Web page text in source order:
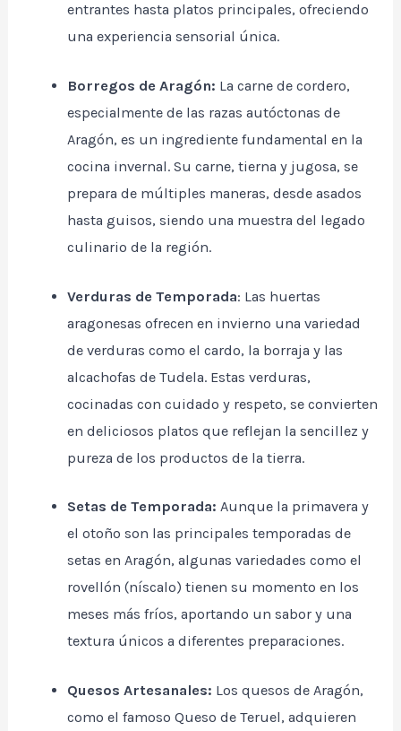
entrantes hasta platos principales, ofreciendo
una experiencia sensorial única.
Borregos de Aragón: La carne de cordero,
especialmente de las razas autóctonas de
Aragón, es un ingrediente fundamental en la
cocina invernal. Su carne, tierna y jugosa, se
prepara de múltiples maneras, desde asados
hasta guisos, siendo una muestra del legado
culinario de la región.
Verduras de Temporada: Las huertas
aragonesas ofrecen en invierno una variedad
de verduras como el cardo, la borraja y las
alcachofas de Tudela. Estas verduras,
cocinadas con cuidado y respeto, se convierten
en deliciosos platos que reflejan la sencillez y
pureza de los productos de la tierra.
Setas de Temporada: Aunque la primavera y
el otoño son las principales temporadas de
setas en Aragón, algunas variedades como el
rovellón (níscalo) tienen su momento en los
meses más fríos, aportando un sabor y una
textura únicos a diferentes preparaciones.
Quesos Artesanales: Los quesos de Aragón,
como el famoso Queso de Teruel, adquieren